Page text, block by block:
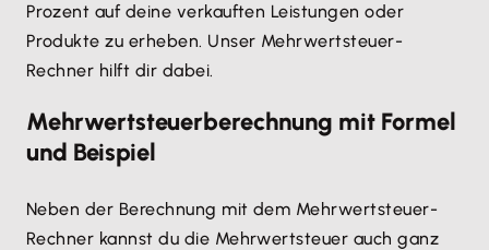
Prozent auf deine verkauften Leistungen oder
Produkte zu erheben. Unser Mehrwertsteuer-
Rechner hilft dir dabei.
Mehrwertsteuerberechnung mit Formel
und Beispiel
Neben der Berechnung mit dem Mehrwertsteuer-
Rechner kannst du die Mehrwertsteuer auch ganz